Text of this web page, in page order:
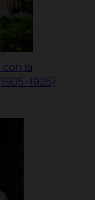
con la
1925)